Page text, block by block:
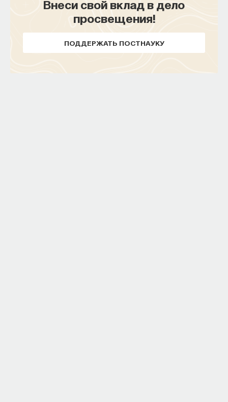
Внеси свой вклад в дело
просвещения!
ПОДДЕРЖАТЬ ПОСТНАУКУ